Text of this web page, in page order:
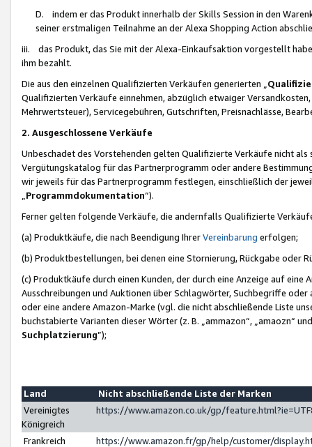
D. indem er das Produkt innerhalb der Skills Session in den
seiner erstmaligen Teilnahme an der Alexa Shopping Action
iii. das Produkt, das Sie mit der Alexa-Einkaufsaktion vorgestellt
ihm bezahlt.
Die aus den einzelnen Qualifizierten Verkäufen generierten „
Qualifizierten Verkäufe einnehmen, abzüglich etwaiger
Mehrwertsteuer), Servicegebühren, Gutschriften, Preisnachlässe,
2. Ausgeschlossene Verkäufe
Unbeschadet des Vorstehenden gelten Qualifizierte Verkäufe nicht
Vergütungskatalog für das Partnerprogramm oder andere
wir jeweils für das Partnerprogramm festlegen, einschließlich der
Programmdokumentation“).
Ferner gelten folgende Verkäufe, die andernfalls Qualifizierte
(a) Produktkäufe, die nach Beendigung IhrerVereinbarung erfolgen;
(b) Produktbestellungen, bei denen eine Stornierung, Rückgabe oder
(c) Produktkäufe durch einen Kunden, der durch eine Anzeige auf
Ausschreibungen und Auktionen über Schlagwörter, Suchbegriffe
oder eine andere Amazon-Marke (vgl. die nicht abschließende Liste
buchstabierte Varianten dieser Wörter (z. B. „ammazon“, „amaozn“
Suchplatzierung”);
Land
Nicht abschließende Liste der Marken
Vereinigtes
Königreich
https://www.amazon.co.uk/gp/
Frankreich
https://www.amazon.fr/gp/help/customer/